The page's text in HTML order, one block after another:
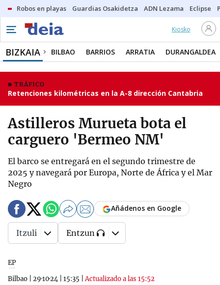
Robos en playas Guardias Osakidetza ADN Lezama Eclipse
Kiosko
BIZKAIA BILBAO BARRIOS ARRATIA DURANGALDEA
TRÁFICO
Retenciones kilométricas en la A-8 dirección Cantabria
Astilleros Murueta bota el
carguero 'Bermeo NM'
El barco se entregará en el segundo trimestre de
2025 y navegará por Europa, Norte de África y el Mar
Negro
EP
Bilbao
29·10·24 15:35 |Actualizado a las 15:52
Añádenos en Google
Itzuli Entzun